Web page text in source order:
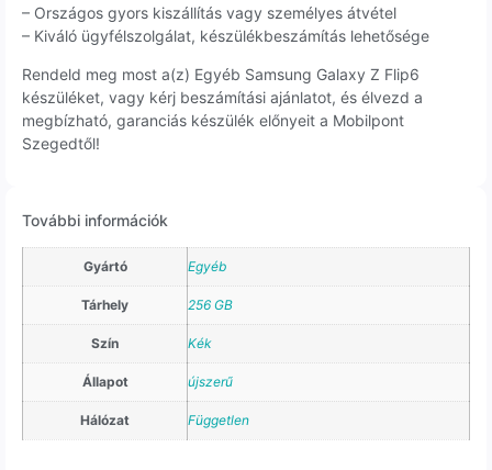
– Országos gyors kiszállítás vagy személyes átvétel
– Kiváló ügyfélszolgálat, készülékbeszámítás lehetősége
Rendeld meg most a(z) Egyéb Samsung Galaxy Z Flip6
készüléket, vagy kérj beszámítási ajánlatot, és élvezd a
megbízható, garanciás készülék előnyeit a Mobilpont
Szegedtől!
További információk
Gyártó Egyéb
Tárhely 256 GB
Szín Kék
Állapot újszerű
Hálózat Független